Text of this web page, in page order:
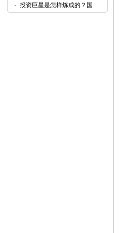
投资巨星是怎样炼成的？国
内...